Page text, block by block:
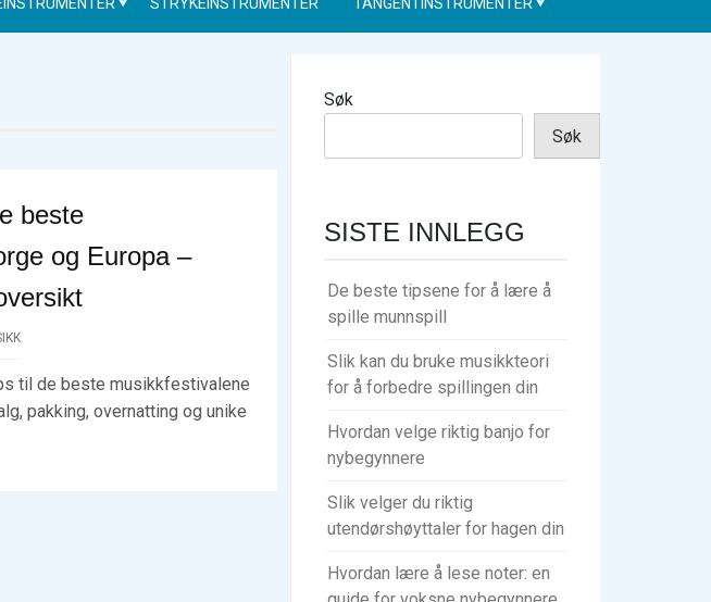
beste
og Europa –
til de beste musikkfestivalene
pakking, overnatting og unike
Søk
Søk
SISTE INNLEGG
De beste tipsene for å lære å
spille munnspill
Slik kan du bruke musikkteori
for å forbedre spillingen din
Hvordan velge riktig banjo for
nybegynnere
Slik velger du riktig
utendørshøyttaler for hagen din
Hvordan lære å lese noter: en